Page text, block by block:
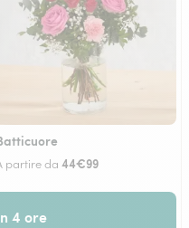
partire da 44€99
4 ore